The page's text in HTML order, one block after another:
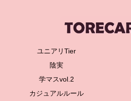
ユニアリTier
陰実
学マスvol.2
カジュアルルール